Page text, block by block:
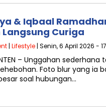
& Iqbaal
Langsung Curiga
| Lifestyle | Senin, 6 April 2026 -
– Unggahan
Foto blur yang ia
soal hubungan…